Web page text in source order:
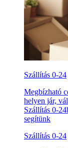
Szállítás 0-24
Megbízható
helyen jár,
Szállítás 0-
segítünk
Szállítás 0-24